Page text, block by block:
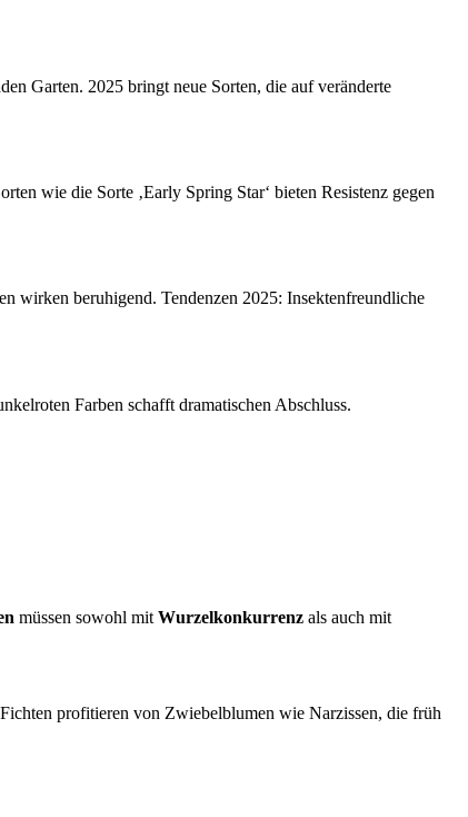
Garten. 2025 bringt neue Sorten, die auf veränderte
wie die Sorte ‚Early Spring Star‘ bieten Resistenz gegen
wirken beruhigend. Tendenzen 2025: Insektenfreundliche
Farben schafft dramatischen Abschluss.
müssen sowohl mit Wurzelkonkurrenz als auch mit
profitieren von Zwiebelblumen wie Narzissen, die früh